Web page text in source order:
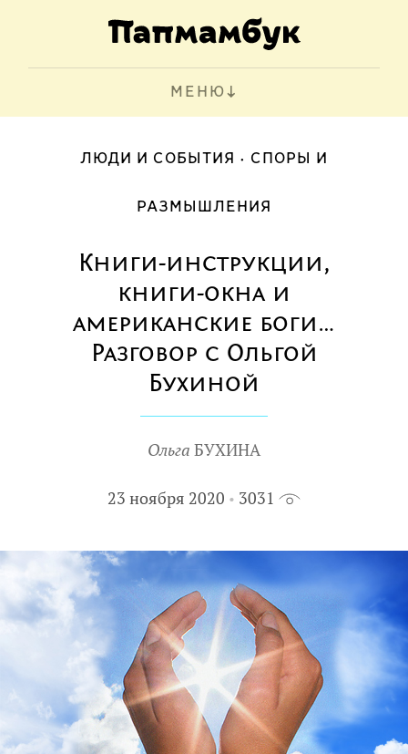
МЕНЮ
ЛЮДИ И СОБЫТИЯ СПОРЫ И
РАЗМЫШЛЕНИЯ
Книги-инструкции,
книги-окна и
американские боги…
Разговор с Ольгой
Бухиной
Ольга БУХИНА
23 ноября 2020 3031